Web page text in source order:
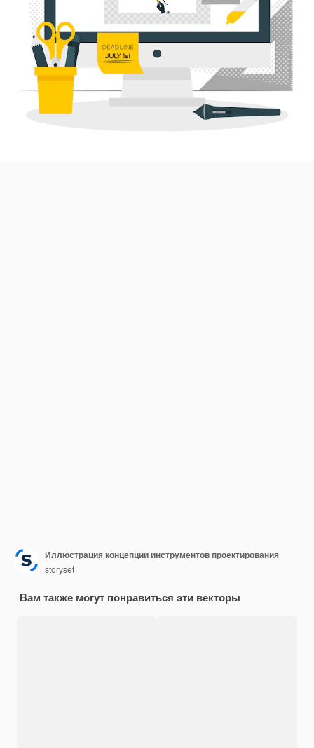
Иллюстрация концепции инструментов проектирования
storyset
Вам также могут понравиться эти векторы